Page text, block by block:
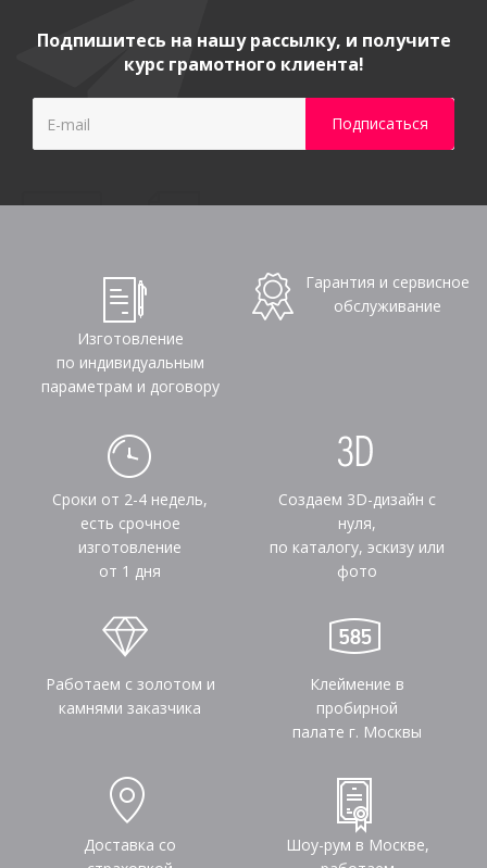
Подпишитесь на нашу рассылку, и получите
курс грамотного клиента!
Изготовление
по индивидуальным
параметрам и договору
Гарантия и сервисное
обслуживание
Сроки от 2-4 недель,
есть срочное
изготовление
от 1 дня
Создаем 3D-дизайн с
нуля,
по каталогу, эскизу или
фото
Работаем с золотом и
камнями заказчика
Клеймение в
пробирной
палате г. Москвы
Доставка со
Шоу-рум в Москве,